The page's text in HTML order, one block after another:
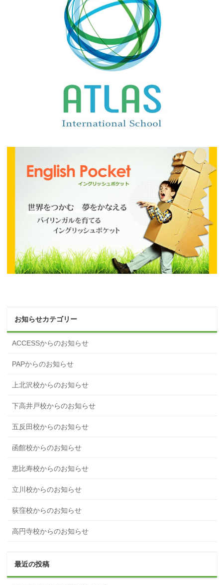
お知らせカテゴリー
ACCESSからのお知らせ
PAPからのお知らせ
上北沢校からのお知らせ
下高井戸校からのお知らせ
五反田校からのお知らせ
函館校からのお知らせ
恵比寿校からのお知らせ
立川校からのお知らせ
荻窪校からのお知らせ
高円寺校からのお知らせ
最近の投稿